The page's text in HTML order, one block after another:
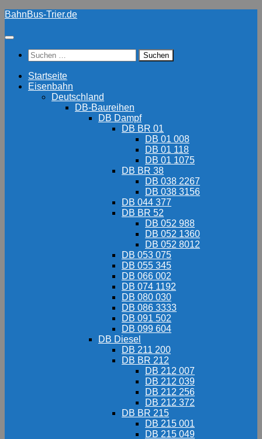
Zum
springen
BahnBus-Trier.de
Suchen
nach:
Startseite
Eisenbahn
Deutschland
DB-Baureihen
DB Dampf
DB BR 01
DB 01 008
DB 01 118
DB 01 1075
DB BR 38
DB 038 2267
DB 038 3156
DB 044 377
DB BR 52
DB 052 988
DB 052 1360
DB 052 8012
DB 053 075
DB 055 345
DB 066 002
DB 074 1192
DB 080 030
DB 086 3333
DB 091 502
DB 099 604
DB Diesel
DB 211 200
DB BR 212
DB 212 007
DB 212 039
DB 212 256
DB 212 372
DB BR 215
DB 215 001
DB 215 049